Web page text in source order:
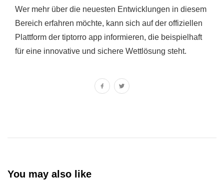
Wer mehr über die neuesten Entwicklungen in diesem
Bereich erfahren möchte, kann sich auf der offiziellen
Plattform der tiptorro app informieren, die beispielhaft
für eine innovative und sichere Wettlösung steht.
You may also like